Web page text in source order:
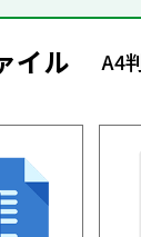
イル A4